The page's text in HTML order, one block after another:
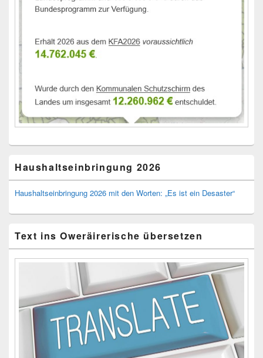
Haushaltseinbringung 2026
Haushaltseinbringung 2026 mit den Worten: „Es ist ein Desaster“
Text ins Oweräirerische übersetzen